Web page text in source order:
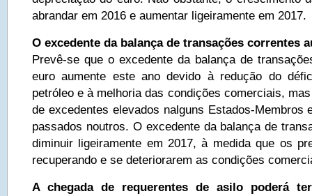
abrandar em 2016 e aumentar ligeiramente em 2017.
O excedente da balança de transações correntes
Prevê-se que o excedente da balança de
euro aumente este ano devido à redução do
petróleo e à melhoria das condições comerciais,
de excedentes elevados nalguns Estados-Membros
passados noutros. O excedente da balança de
diminuir ligeiramente em 2017, à medida que os
recuperando e se deteriorarem as condições
A chegada de requerentes de asilo poderá